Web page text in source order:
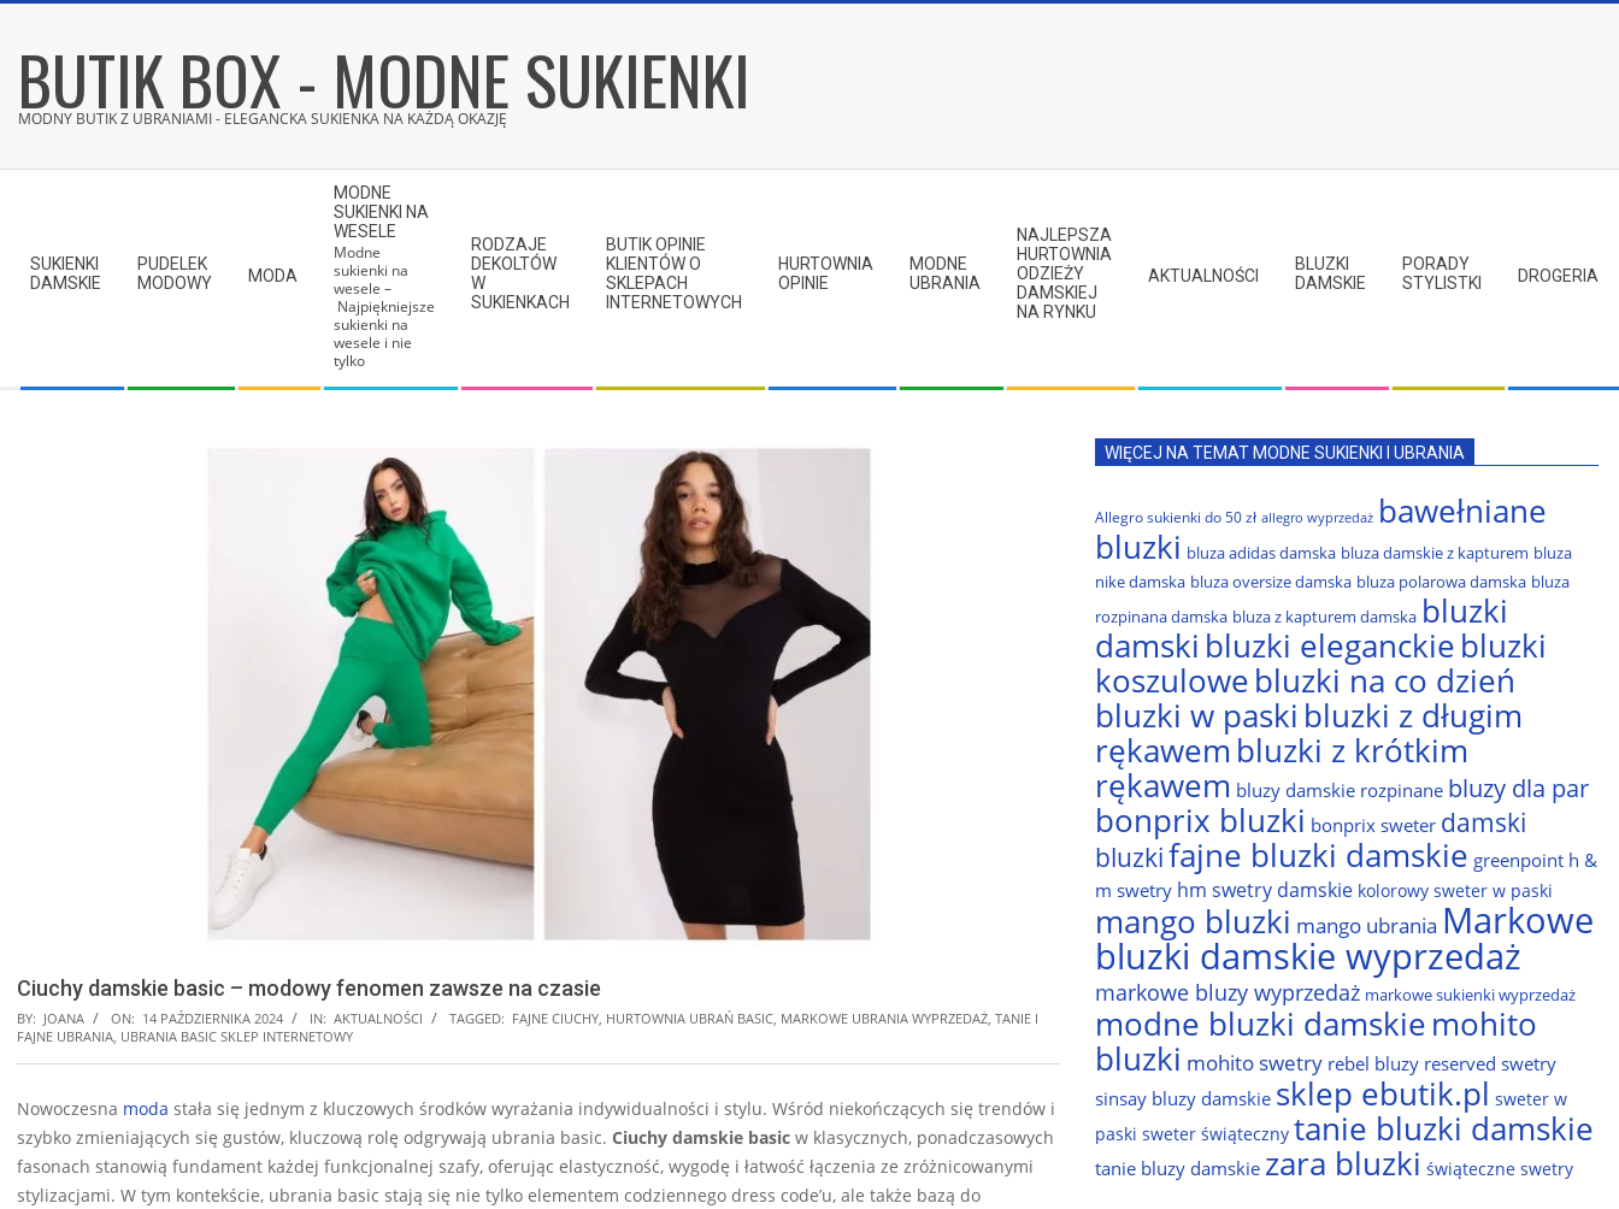
contentBUTIK BOX - MODNE SUKIENKI
MODNY BUTIK Z UBRANIAMI - ELEGANCKA SUKIENKA NA KAŻDĄ OKAZJĘ
SUKIENKI
DAMSKIE
PUDELEK
MODOWY
MODA
MODNE
SUKIENKI NA
WESELE
Modne
sukienki na
wesele –
Najpiękniejsze
sukienki na
wesele i nie
tylko
RODZAJE
DEKOLTÓW
W
SUKIENKACH
BUTIK OPINIE
KLIENTÓW O
SKLEPACH
INTERNETOWYCH
HURTOWNIA
OPINIE
MODNE
UBRANIA
NAJLEPSZA
HURTOWNIA
ODZIEŻY
DAMSKIEJ
NA RYNKU
AKTUALNOŚCI
BLUZKI
DAMSKIE
PORADY
STYLISTKI
DROGERIA
Ciuchy damskie basic – modowy fenomen zawsze na czasie
BY: JOANA ON: 14 PAŹDZIERNIKA 2024 IN: AKTUALNOŚCI TAGGED: FAJNE CIUCHY, HURTOWNIA UBRAŃ BASIC, MARKOWE UBRANIA WYPRZEDAŻ, TANIE I
FAJNE UBRANIA, UBRANIA BASIC SKLEP INTERNETOWY
Nowoczesna moda stała się jednym z kluczowych środków wyrażania indywidualności i stylu. Wśród niekończących się trendów i
szybko zmieniających się gustów, kluczową rolę odgrywają ubrania basic. Ciuchy damskie basic w klasycznych, ponadczasowych
fasonach stanowią fundament każdej funkcjonalnej szafy, oferując elastyczność, wygodę i łatwość łączenia ze zróżnicowanymi
stylizacjami. W tym kontekście, ubrania basic stają się nie tylko elementem codziennego dress code’u, ale także bazą do
WIĘCEJ NA TEMAT MODNE SUKIENKI I UBRANIA
Allegro sukienki do 50 zł allegro wyprzedaż bawełniane
bluzki bluza adidas damska bluza damskie z kapturem bluza
nike damska bluza oversize damska bluza polarowa damska bluza
rozpinana damska bluza z kapturem damska bluzki
damski bluzki eleganckie bluzki
koszulowe bluzki na co dzień
bluzki w paski bluzki z długim
rękawem bluzki z krótkim
rękawem bluzy damskie rozpinane bluzy dla par
bonprix bluzki bonprix sweter damski
bluzkifajne bluzki damskie greenpoint h &
m swetry hm swetry damskie kolorowy sweter w paski
mango bluzki mango ubrania Markowe
bluzki damskie wyprzedaż
markowe bluzy wyprzedaż markowe sukienki wyprzedaż
modne bluzki damskiemohito
bluzki mohito swetry rebel bluzy reserved swetry
sinsay bluzy damskie sklep ebutik.pl sweter w
paski sweter świąteczny tanie bluzki damskie
tanie bluzy damskie zara bluzki świąteczne swetry